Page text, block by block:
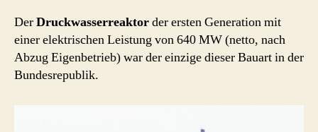
DerDruckwasserreaktorder ersten Generation mit
einer elektrischen Leistung von 640 MW (netto, nach
Abzug Eigenbetrieb) war der einzige dieser Bauart in der
Bundesrepublik.